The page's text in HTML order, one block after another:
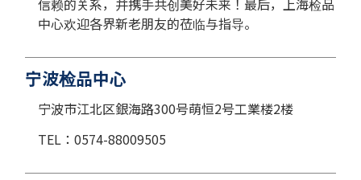
信赖的关系，并携手共创美好未来！最后，上海检品
中心欢迎各界新老朋友的莅临与指导。
宁波检品中心
宁波市江北区銀海路300号萌恒2号工業楼2楼
TEL：0574-88009505